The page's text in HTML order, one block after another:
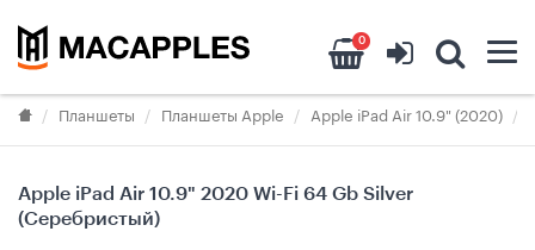
0
Планшеты Планшеты Apple Apple iPad Air 10.9" (2020)
Apple iPad Air 10.9" 2020 Wi-Fi 64 Gb Silver
(Серебристый)